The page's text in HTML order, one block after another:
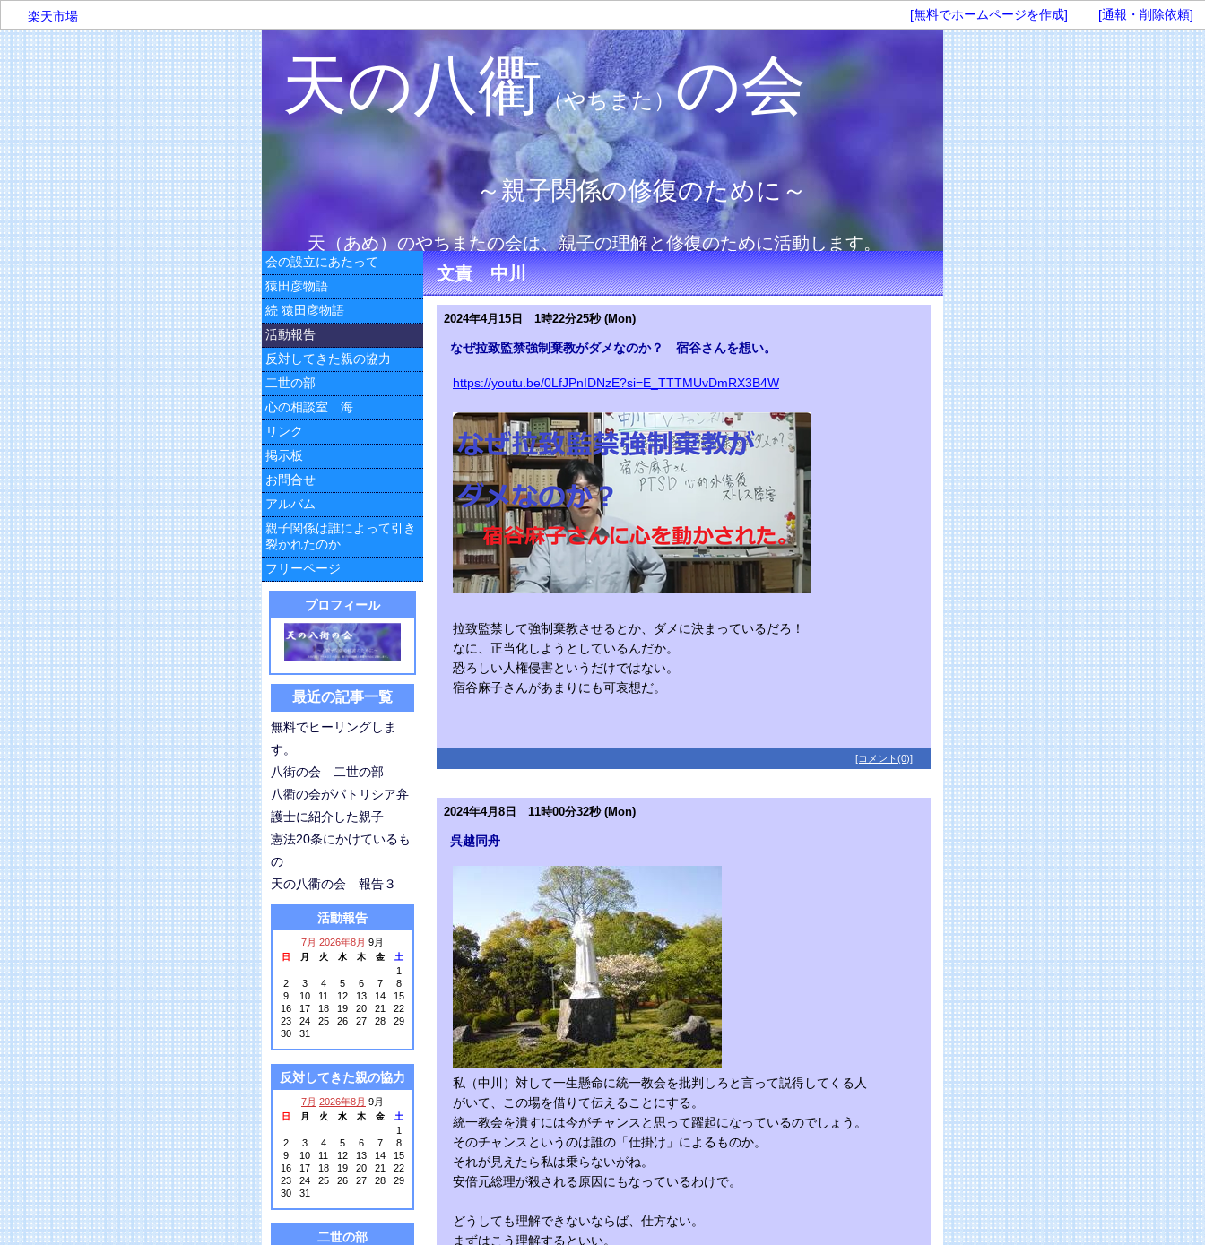
楽天市場 [無料でホームページを作成] [通報・削除依頼]
天の八衢（やちまた）の会
～親子関係の修復のために～
天（あめ）のやちまたの会は、親子の理解と修復のために活動します。
文責 中川
2024年4月15日 1時22分25秒 (Mon)
なぜ拉致監禁強制棄教がダメなのか？ 宿谷さんを想い。
https://youtu.be/0LfJPnIDNzE?si=E_TTTMUvDmRX3B4W
拉致監禁して強制棄教させるとか、ダメに決まっているだろ！
なに、正当化しようとしているんだか。
恐ろしい人権侵害というだけではない。
宿谷麻子さんがあまりにも可哀想だ。
[コメント(0)]
2024年4月8日 11時00分32秒 (Mon)
呉越同舟
私（中川）対して一生懸命に統一教会を批判しろと言って説得してくる人
がいて、この場を借りて伝えることにする。
統一教会を潰すには今がチャンスと思って躍起になっているのでしょう。
そのチャンスというのは誰の「仕掛け」によるものか。
それが見えたら私は乗らないがね。
安倍元総理が殺される原因にもなっているわけで。
どうしても理解できないならば、仕方ない。
まずはこう理解するといい。
会の設立にあたって
猿田彦物語
続 猿田彦物語
活動報告
反対してきた親の協力
二世の部
心の相談室 海
リンク
掲示板
お問合せ
アルバム
親子関係は誰によって引き
裂かれたのか
フリーページ
プロフィール
最近の記事一覧
無料でヒーリングしま
す。
八街の会 二世の部
八衢の会がパトリシア弁
護士に紹介した親子
憲法20条にかけているも
の
天の八衢の会 報告３
活動報告
7月 2026年8月 9月
日 月 火 水 木 金 土
1
2
3 4 5 6 7
8
9
10 11 12 13 14
15
16
17 18 19 20 21
22
23
24 25 26 27 28
29
30
31
反対してきた親の協力
7月 2026年8月 9月
日 月 火 水 木 金 土
1
2
3 4 5 6 7
8
9
10 11 12 13 14
15
16
17 18 19 20 21
22
23
24 25 26 27 28
29
30
31
二世の部